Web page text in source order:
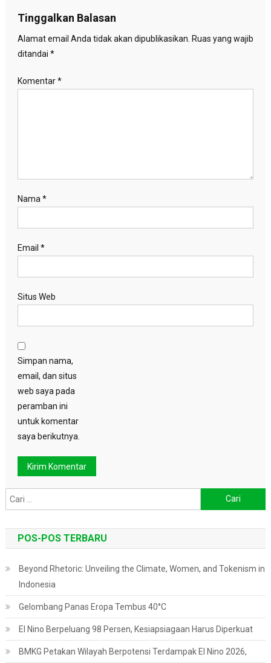
Tinggalkan Balasan
Alamat email Anda tidak akan dipublikasikan. Ruas yang wajib
ditandai *
Komentar*
Nama *
Email *
Situs Web
Simpan nama,
email, dan situs
web saya pada
peramban ini
untuk komentar
saya berikutnya.
untuk:
POS-POS TERBARU
Beyond Rhetoric: Unveiling the Climate, Women, and Tokenism in
Indonesia
Gelombang Panas Eropa Tembus 40°C
El Nino Berpeluang 98 Persen, Kesiapsiagaan Harus Diperkuat
BMKG Petakan Wilayah Berpotensi Terdampak El Nino 2026,